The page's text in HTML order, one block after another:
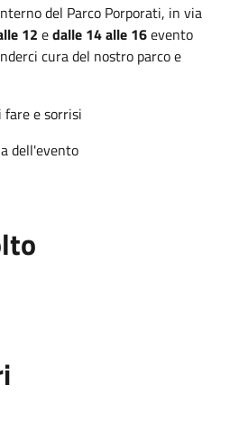
del Parco Porporati, in via
12 edalle 14 alle 16evento
cura del nostro parco e
e sorrisi
dell'evento